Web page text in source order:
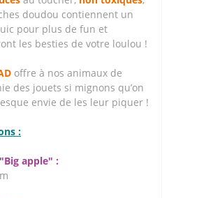
doudou contiennent un
pour plus de fun et
les besties de votre loulou !
offre à nos animaux de
des jouets si mignons qu’on
envie de les leur piquer !
:
apple" :